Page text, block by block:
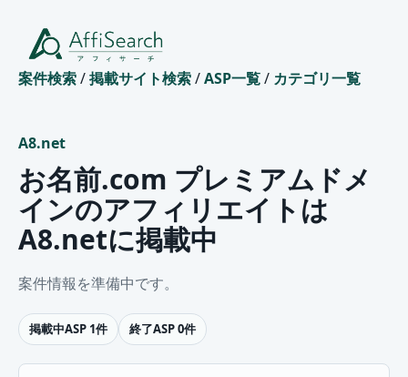
案件検索/掲載サイト検索/ASP一覧/ カテゴリ一覧
A8.net
お名前.com プレミアムドメ
インのアフィリエイトは
A8.netに掲載中
案件情報を準備中です。
掲載中ASP 1件 終了ASP 0件